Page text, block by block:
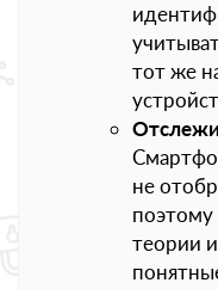
тот же
не
поэтому
теории